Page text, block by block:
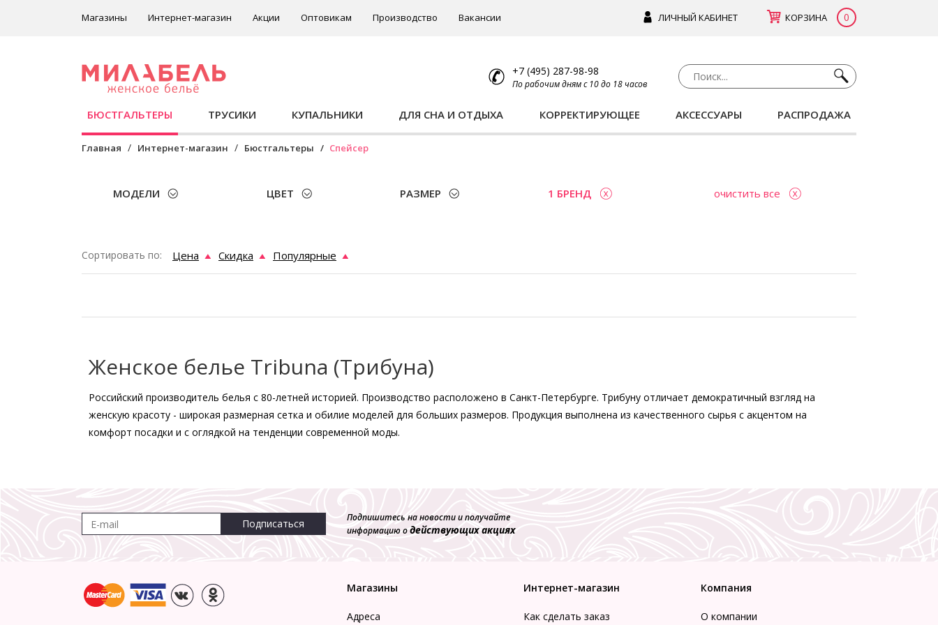
ЛИЧНЫЙ КАБИНЕТ КОРЗИНА 0
Магазины Интернет-магазин Акции Оптовикам Производство Вакансии
+7 (495) 287-98-98
По рабочим дням с 10 до 18 часов
БЮСТГАЛЬТЕРЫ ТРУСИКИ КУПАЛЬНИКИ ДЛЯ СНА И ОТДЫХА КОРРЕКТИРУЮЩЕЕ АКСЕССУАРЫ РАСПРОДАЖА
Главная Интернет-магазин Бюстгальтеры Спейсер
МОДЕЛИ ЦВЕТ РАЗМЕР 1 БРЕНД очистить все
Сортировать по: Цена Скидка Популярные
Женское белье Tribuna (Трибуна)
Российский производитель белья с 80-летней историей. Производство расположено в Санкт-Петербурге. Трибуну отличает демократичный взгляд на
женскую красоту - широкая размерная сетка и обилие моделей для больших размеров. Продукция выполнена из качественного сырья с акцентом на
комфорт посадки и с оглядкой на тенденции современной моды.
Подписаться
Подпишитесь на новости и получайте
информацию одействующих акциях
Магазины
Адреса
Интернет-магазин
Как сделать заказ
Компания
О компании